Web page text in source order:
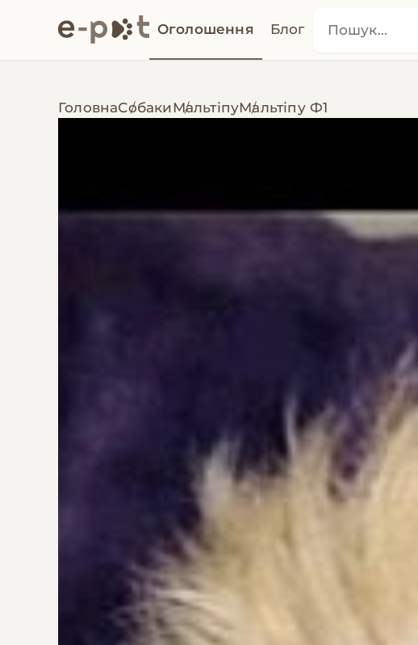
Оголошення Блог
ГоловнаСобакиМальтіпуМальтіпу Ф1